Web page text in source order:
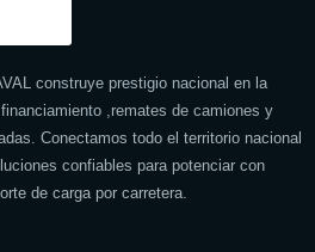
construye prestigio nacional en la
,remates de camiones y
Conectamos todo el territorio nacional
confiables para potenciar con
de carga por carretera.